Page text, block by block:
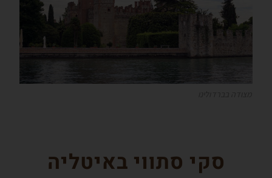
סקי סתווי באיטליה